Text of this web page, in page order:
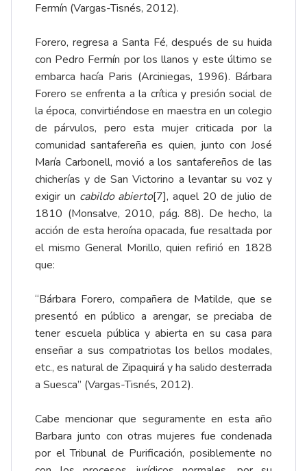
Fermín (Vargas-Tisnés, 2012).
Forero, regresa a Santa Fé, después de su huida
con Pedro Fermín por los llanos y este último se
embarca hacía Paris (Arciniegas, 1996). Bárbara
Forero se enfrenta a la crítica y presión social de
la época, convirtiéndose en maestra en un colegio
de párvulos, pero esta mujer criticada por la
comunidad santafereña es quien, junto con José
María Carbonell, movió a los santafereños de las
chicherías y de San Victorino a levantar su voz y
exigir un cabildo abierto[7], aquel 20 de julio de
1810 (Monsalve, 2010, pág. 88). De hecho, la
acción de esta heroína opacada, fue resaltada por
el mismo General Morillo, quien refirió en 1828
que:
“Bárbara Forero, compañera de Matilde, que se
presentó en público a arengar, se preciaba de
tener escuela pública y abierta en su casa para
enseñar a sus compatriotas los bellos modales,
etc., es natural de Zipaquirá y ha salido desterrada
a Suesca” (Vargas-Tisnés, 2012).
Cabe mencionar que seguramente en esta año
Barbara junto con otras mujeres fue condenada
por el Tribunal de Purificación, posiblemente no